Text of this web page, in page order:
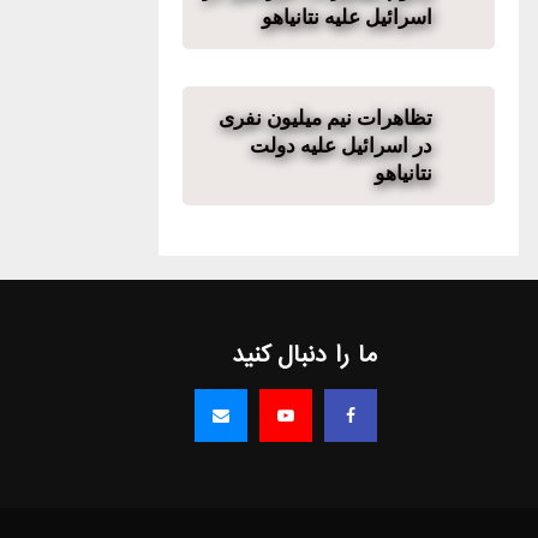
اسرائیل علیه نتانیاهو
تظاهرات نیم میلیون نفری
در اسرائیل علیه دولت
نتانیاهو
ما را دنبال کنید